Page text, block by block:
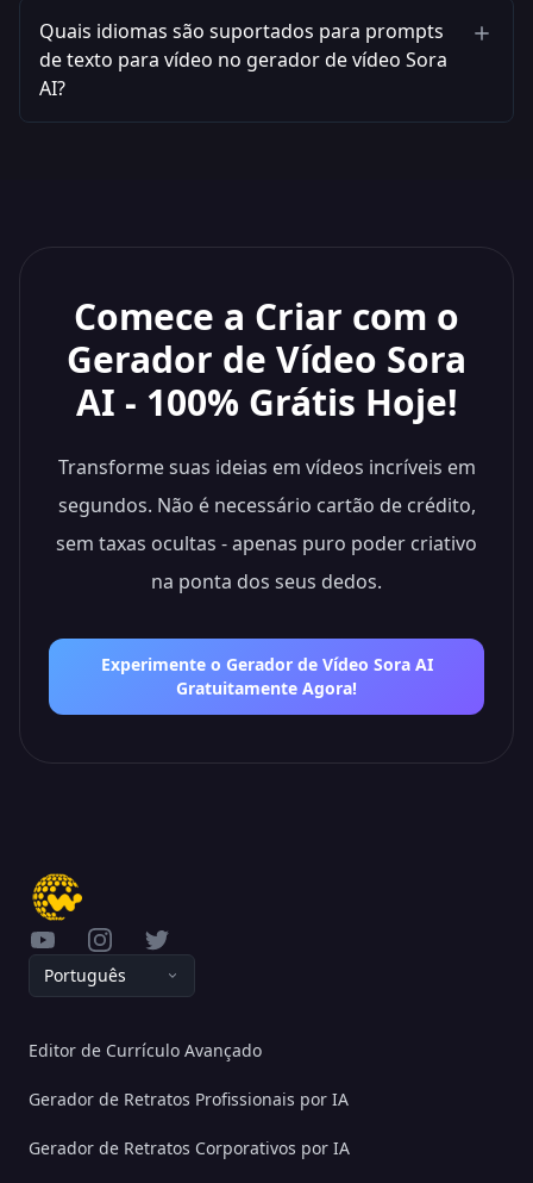
Quais idiomas são suportados para prompts
de texto para vídeo no gerador de vídeo Sora
AI?
Comece a Criar com o
Gerador de Vídeo Sora
AI - 100% Grátis Hoje!
Transforme suas ideias em vídeos incríveis em
segundos. Não é necessário cartão de crédito,
sem taxas ocultas - apenas puro poder criativo
na ponta dos seus dedos.
Experimente o Gerador de Vídeo Sora AI
Gratuitamente Agora!
YouTubeInstagramTwitter
Português
Editor de Currículo Avançado
Gerador de Retratos Profissionais por IA
Gerador de Retratos Corporativos por IA